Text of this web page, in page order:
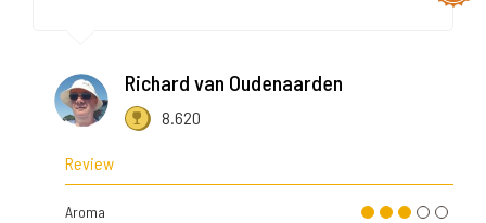
Richard van Oudenaarden
8.620
Review
Aroma